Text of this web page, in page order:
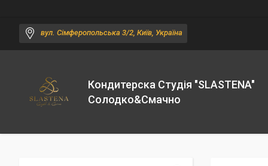
вул. Сімферопольська 3/2, Київ, Україна
Кондитерска Студія "SLASTENA"
Солодко&Смачно